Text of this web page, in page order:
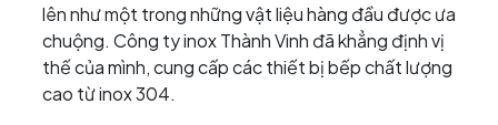
lên như một trong những vật liệu hàng đầu được ưa
chuộng. Công ty inox Thành Vinh đã khẳng định vị
thế của mình, cung cấp các thiết bị bếp chất lượng
cao từ inox 304.